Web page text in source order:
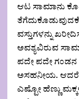
ಆಟ ಸಾಮಾನು
ವಸ್ತುಗಳನ್ನು
ಅವಶ್ಯವಿರುವ
ಪದೇ ಪದೇ ಗಂಡನ
ಅಸಹನೀಯ. ಆದರೆ
ಎಷ್ಟೋ ಹೆಣ್ಣು